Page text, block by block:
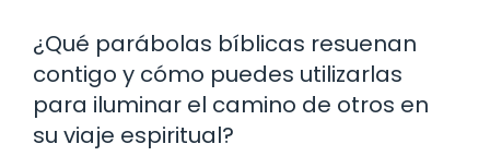
¿Qué parábolas bíblicas resuenan
contigo y cómo puedes utilizarlas
para iluminar el camino de otros en
su viaje espiritual?